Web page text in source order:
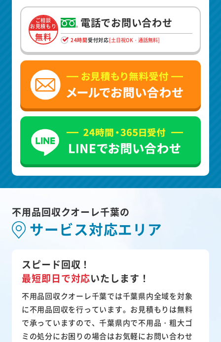
ご相談
お見積もり
無料
電話でお問い合わせ
24時間受付対応[土日祝OK・通話無料]
不用品回収クオーレ千葉の
サービス対応エリア
スピード回収！
最短即日で対応いたします！
不用品回収クオーレ千葉では千葉県内全域を対象
に不用品回収を行っています。お見積もりは無料
で承っていますので、千葉県内で不用品・粗大ゴ
ミの処分にお困りの場合はお気軽にお問い合わせ